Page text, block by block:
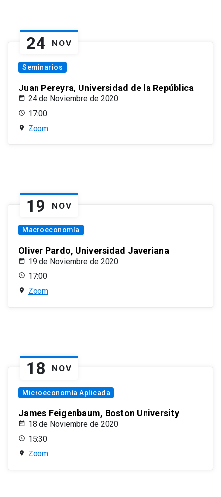
24 NOV
Seminarios
Juan Pereyra, Universidad de la República
24 de Noviembre de 2020
17:00
Zoom
19 NOV
Macroeconomía
Oliver Pardo, Universidad Javeriana
19 de Noviembre de 2020
17:00
Zoom
18 NOV
Microeconomía Aplicada
James Feigenbaum, Boston University
18 de Noviembre de 2020
15:30
Zoom